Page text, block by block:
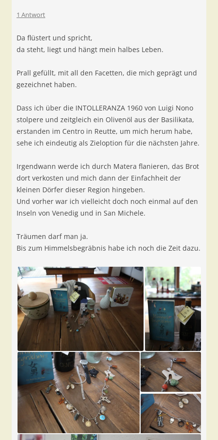
1 Antwort
Da flüstert und spricht,
da steht, liegt und hängt mein halbes Leben.
Prall gefüllt, mit all den Facetten, die mich geprägt und
gezeichnet haben.
Dass ich über die INTOLLERANZA 1960 von Luigi Nono
stolpere und zeitgleich ein Olivenöl aus der Basilikata,
erstanden im Centro in Reutte, um mich herum habe,
sehe ich eindeutig als Zieloption für die nächsten Jahre.
Irgendwann werde ich durch Matera flanieren, das Brot
dort verkosten und mich dann der Einfachheit der
kleinen Dörfer dieser Region hingeben.
Und vorher war ich vielleicht doch noch einmal auf den
Inseln von Venedig und in San Michele.
Träumen darf man ja.
Bis zum Himmelsbegräbnis habe ich noch die Zeit dazu.